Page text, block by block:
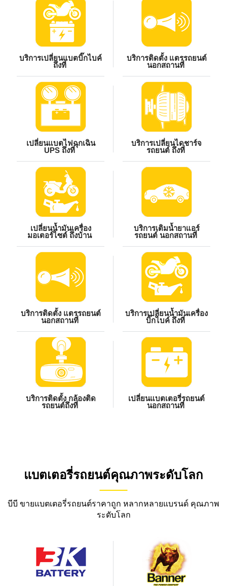
บริการเปลี่ยนแบตบิ๊กไบค์
ถึงที่
บริการติดตั้ง แตรรถยนต์
นอกสถานที่
เปลี่ยนแบตไฟฉุกเฉิน
UPS ถึงที่
บริการเปลี่ยนไดชาร์จ
รถยนต์ ถึงที่
เปลี่ยนน้ำมันเครื่อง
มอเตอร์ไซต์ ถึงบ้าน
บริการเติมน้ำยาแอร์
รถยนต์ นอกสถานที่
บริการติดตั้ง แตรรถยนต์
นอกสถานที่
บริการเปลี่ยนน้ำมันเครื่อง
บิ๊กไบค์ ถึงที่
บริการติดตั้ง กล้องติด
รถยนต์ถึงที่
เปลี่ยนแบตเตอรี่รถยนต์
นอกสถานที่
แบตเตอรี่รถยนต์คุณภาพระดับโลก
บีบี ขายแบตเตอรี่รถยนต์ราคาถูก หลากหลายแบรนด์ คุณภาพ
ระดับโลก